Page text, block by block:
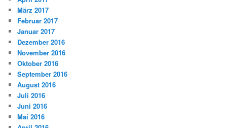
März 2017
Februar 2017
Januar 2017
Dezember 2016
November 2016
Oktober 2016
September 2016
August 2016
Juli 2016
Juni 2016
Mai 2016